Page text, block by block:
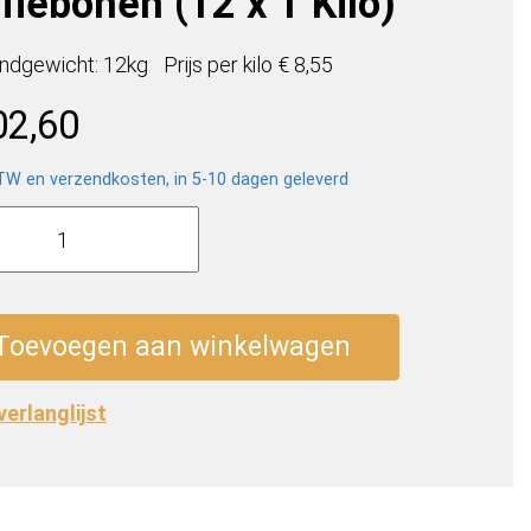
12kg Prijs per kilo € 8,55
en verzendkosten, in 5-10 dagen geleverd
aan winkelwagen